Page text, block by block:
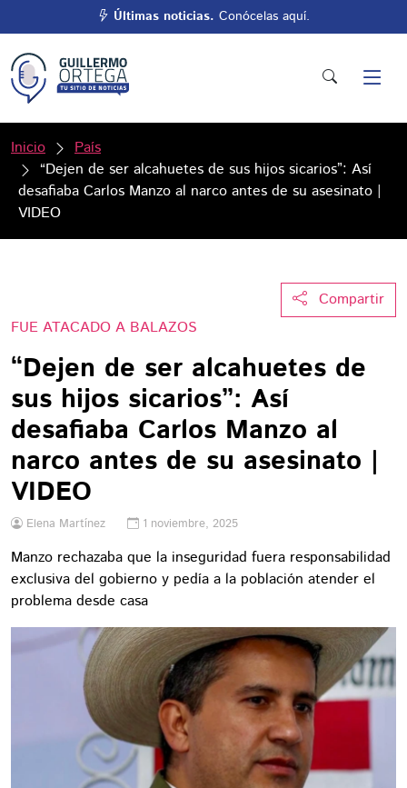
Últimas noticias. Conócelas aquí.
Inicio
País
“Dejen de ser alcahuetes de sus hijos sicarios”: Así
desafiaba Carlos Manzo al narco antes de su asesinato |
VIDEO
Compartir
FUE ATACADO A BALAZOS
“Dejen de ser alcahuetes de
sus hijos sicarios”: Así
desafiaba Carlos Manzo al
narco antes de su asesinato |
VIDEO
Elena Martínez 1 noviembre, 2025
Manzo rechazaba que la inseguridad fuera responsabilidad
exclusiva del gobierno y pedía a la población atender el
problema desde casa